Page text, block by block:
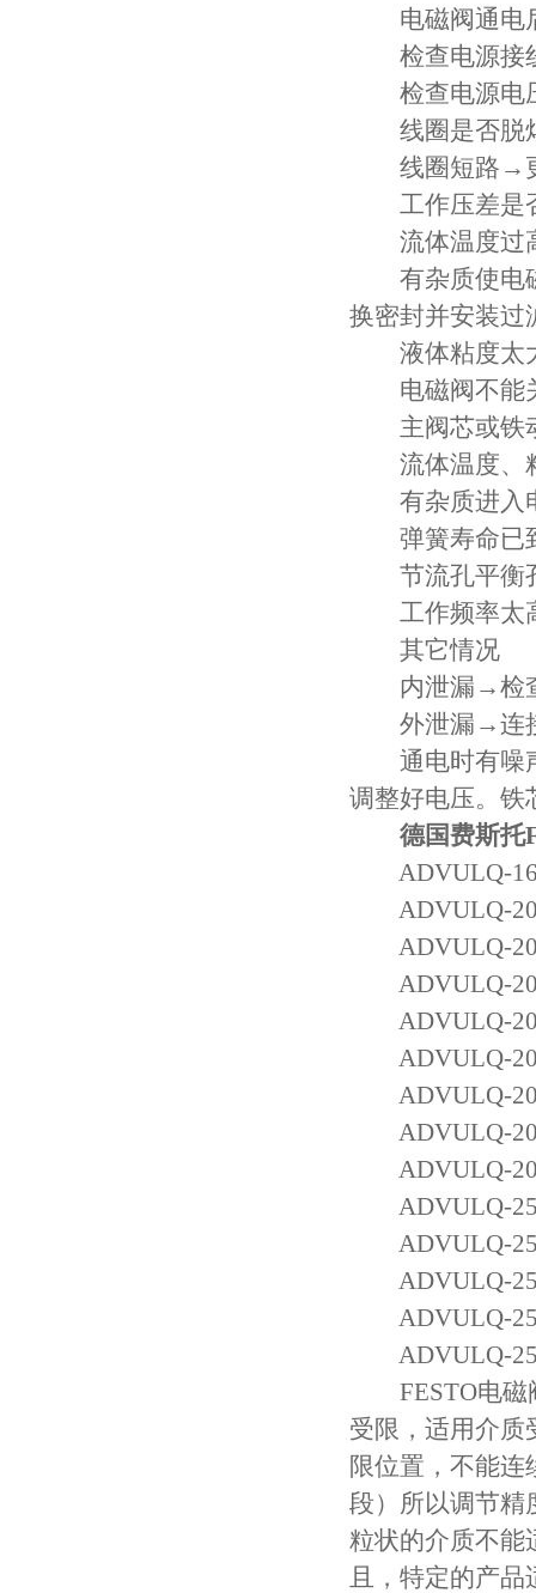
电磁阀通电
检查电源接
检查电源电压
线圈是否脱
线圈短路→
工作压差是
流体温度过
有杂质使电磁
换密封并安装过
液体粘度太
电磁阀不能
主阀芯或铁
流体温度、
有杂质进入
弹簧寿命已
节流孔平衡
工作频率太
其它情况
内泄漏→检查
外泄漏→连接
通电时有噪声
调整好电压。铁
德国费斯托
ADVULQ-
ADVULQ-
ADVULQ-
ADVULQ-
ADVULQ-
ADVULQ-
ADVULQ-
ADVULQ-
ADVULQ-
ADVULQ-
ADVULQ-
ADVULQ-
ADVULQ-
ADVULQ-
FESTO电磁
受限，适用介质
限位置，不能
段）所以调节精
粒状的介质不能
且，特定的产